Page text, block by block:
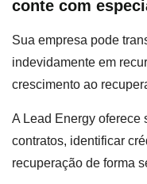
conte com
Sua empresa pode
indevidamente em
crescimento ao
A Lead Energy oferece
contratos, identificar
recuperação de forma